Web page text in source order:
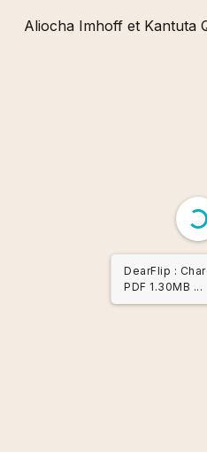
Aliocha Imhoff et Kantuta